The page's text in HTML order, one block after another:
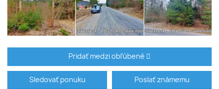
Pridať medzi obľúbené
Sledovať ponuku Poslať známemu